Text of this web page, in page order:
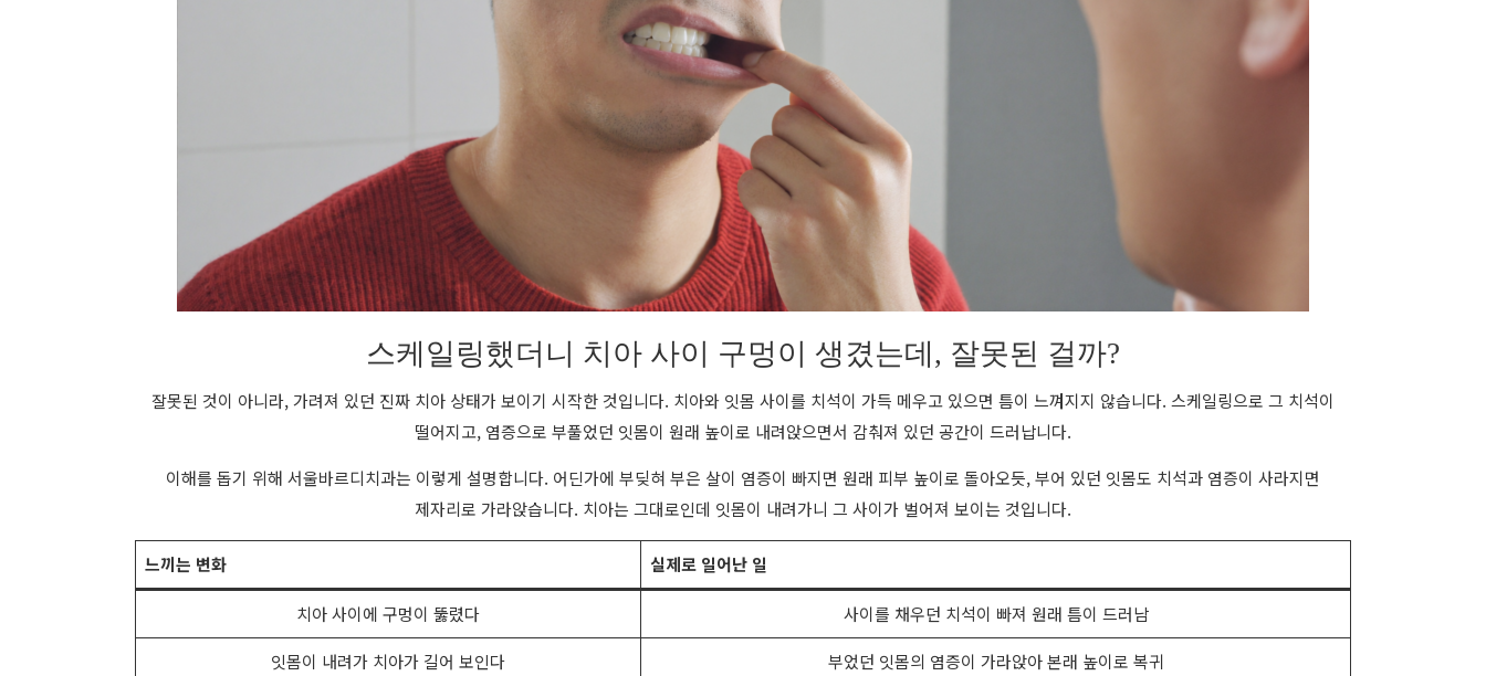
스케일링했더니 치아 사이 구멍이 생겼는데, 잘못된 걸까?
잘못된 것이 아니라, 가려져 있던 진짜 치아 상태가 보이기 시작한 것입니다. 치아와 잇몸 사이를 치석이 가득 메우고 있으면 틈이 느껴지지 않습니다. 스케일링으로 그 치석이
떨어지고, 염증으로 부풀었던 잇몸이 원래 높이로 내려앉으면서 감춰져 있던 공간이 드러납니다.
이해를 돕기 위해 서울바르디치과는 이렇게 설명합니다. 어딘가에 부딪혀 부은 살이 염증이 빠지면 원래 피부 높이로 돌아오듯, 부어 있던 잇몸도 치석과 염증이 사라지면
제자리로 가라앉습니다. 치아는 그대로인데 잇몸이 내려가니 그 사이가 벌어져 보이는 것입니다.
느끼는 변화 실제로 일어난 일
치아 사이에 구멍이 뚫렸다 사이를 채우던 치석이 빠져 원래 틈이 드러남
잇몸이 내려가 치아가 길어 보인다 부었던 잇몸의 염증이 가라앉아 본래 높이로 복귀